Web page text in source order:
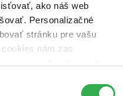
ako náš web
Personalizačné
stránku pre vašu
nám zas
tieto cookies. Ďakujeme!